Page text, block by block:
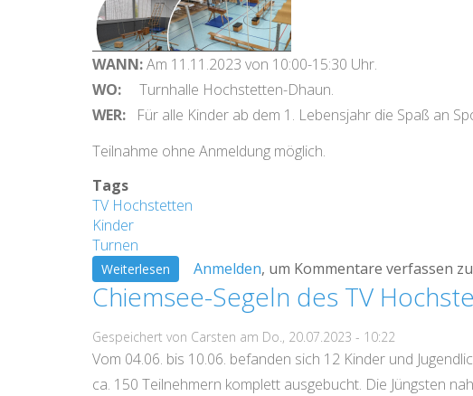
WANN:Am 11.11.2023 von 10:00-15:30 Uhr.
WO: Turnhalle Hochstetten-Dhaun.
WER: Für alle Kinder ab dem 1. Lebensjahr die Spaß an
Teilnahme ohne Anmeldung möglich.
Tags
TV Hochstetten
Kinder
Turnen
Weiterlesen über
KINDER-
TAG
Anmelden, um Kommentare verfassen
Chiemsee-Segeln des TV
Gespeichert von Carsten am Do., 20.07.2023 - 10:22
Vom 04.06. bis 10.06. befanden sich 12 Kinder und
ca. 150 Teilnehmern komplett ausgebucht. Die Jüngsten